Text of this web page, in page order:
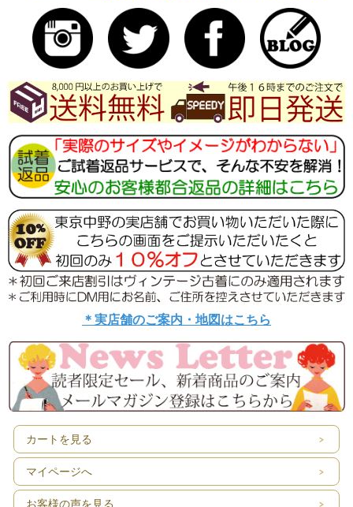
＊実店舗のご案内・地図はこちら
カートを見る
マイページへ
お客様の声を見る